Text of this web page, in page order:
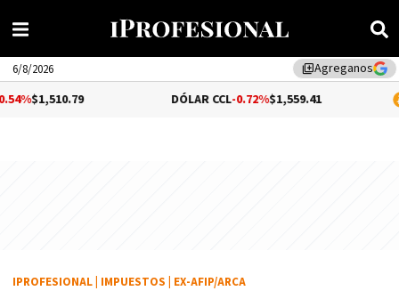
library_addAgreganos
6/8/2026
-0.72%$1,559.41 -
IPROFESIONAL IMPUESTOS EX-AFIP/ARCA